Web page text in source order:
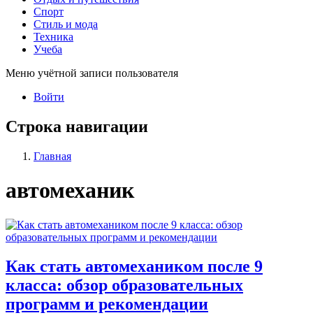
Спорт
Стиль и мода
Техника
Учеба
Меню учётной записи пользователя
Войти
Строка навигации
Главная
автомеханик
Как стать автомехаником после 9
класса: обзор образовательных
программ и рекомендации